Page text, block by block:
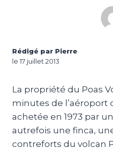
Rédigé par Pierre
le 17 juillet 2013
La propriété du Poas
minutes de l’aéroport
achetée en 1973 par
autrefois une finca,
contreforts du volcan